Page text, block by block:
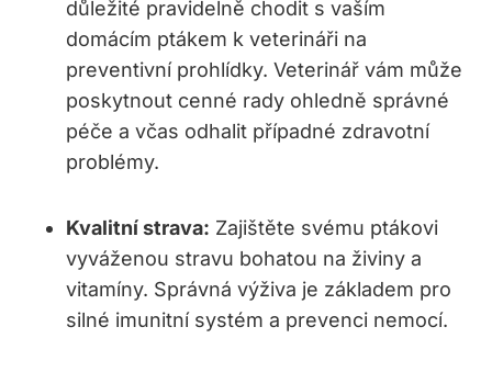
důležité pravidelně chodit s vaším
domácím ptákem k veterináři na
preventivní prohlídky. Veterinář vám může
poskytnout cenné rady ohledně správné
péče a včas odhalit případné zdravotní
problémy.
Kvalitní strava: Zajištěte svému ptákovi
vyváženou stravu bohatou na živiny a
vitamíny. Správná výživa je základem pro
silné imunitní systém a prevenci nemocí.